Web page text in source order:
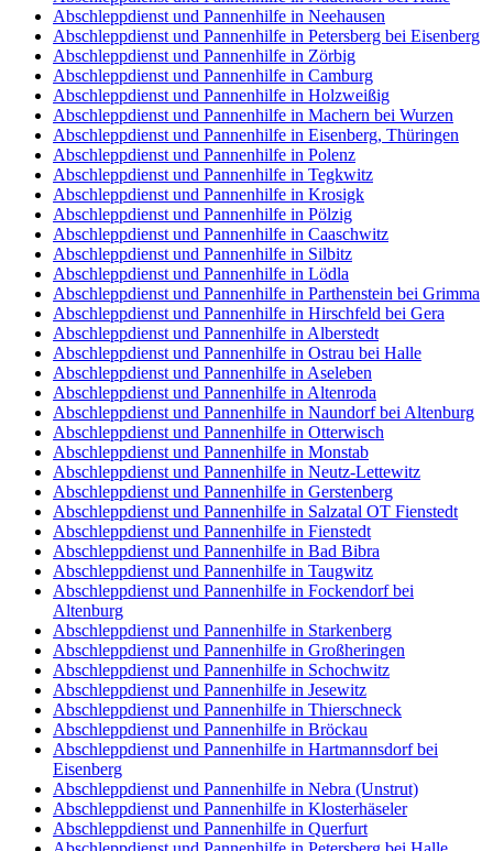
Abschleppdienst und Pannenhilfe in Neehausen
Abschleppdienst und Pannenhilfe in Petersberg bei Eisenberg
Abschleppdienst und Pannenhilfe in Zörbig
Abschleppdienst und Pannenhilfe in Camburg
Abschleppdienst und Pannenhilfe in Holzweißig
Abschleppdienst und Pannenhilfe in Machern bei Wurzen
Abschleppdienst und Pannenhilfe in Eisenberg, Thüringen
Abschleppdienst und Pannenhilfe in Polenz
Abschleppdienst und Pannenhilfe in Tegkwitz
Abschleppdienst und Pannenhilfe in Krosigk
Abschleppdienst und Pannenhilfe in Pölzig
Abschleppdienst und Pannenhilfe in Caaschwitz
Abschleppdienst und Pannenhilfe in Silbitz
Abschleppdienst und Pannenhilfe in Lödla
Abschleppdienst und Pannenhilfe in Parthenstein bei Grimma
Abschleppdienst und Pannenhilfe in Hirschfeld bei Gera
Abschleppdienst und Pannenhilfe in Alberstedt
Abschleppdienst und Pannenhilfe in Ostrau bei Halle
Abschleppdienst und Pannenhilfe in Aseleben
Abschleppdienst und Pannenhilfe in Altenroda
Abschleppdienst und Pannenhilfe in Naundorf bei Altenburg
Abschleppdienst und Pannenhilfe in Otterwisch
Abschleppdienst und Pannenhilfe in Monstab
Abschleppdienst und Pannenhilfe in Neutz-Lettewitz
Abschleppdienst und Pannenhilfe in Gerstenberg
Abschleppdienst und Pannenhilfe in Salzatal OT Fienstedt
Abschleppdienst und Pannenhilfe in Fienstedt
Abschleppdienst und Pannenhilfe in Bad Bibra
Abschleppdienst und Pannenhilfe in Taugwitz
Abschleppdienst und Pannenhilfe in Fockendorf bei
Altenburg
Abschleppdienst und Pannenhilfe in Starkenberg
Abschleppdienst und Pannenhilfe in Großheringen
Abschleppdienst und Pannenhilfe in Schochwitz
Abschleppdienst und Pannenhilfe in Jesewitz
Abschleppdienst und Pannenhilfe in Thierschneck
Abschleppdienst und Pannenhilfe in Bröckau
Abschleppdienst und Pannenhilfe in Hartmannsdorf bei
Eisenberg
Abschleppdienst und Pannenhilfe in Nebra (Unstrut)
Abschleppdienst und Pannenhilfe in Klosterhäseler
Abschleppdienst und Pannenhilfe in Querfurt